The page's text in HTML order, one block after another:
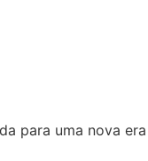
para uma nova